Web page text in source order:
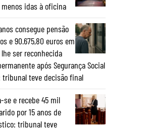
idas à oficina
consegue pensão
e 90.675,80 euros em
ser reconhecida
após Segurança Social
tribunal teve decisão final
se e recebe 45 mil
por 15 anos de
tribunal teve